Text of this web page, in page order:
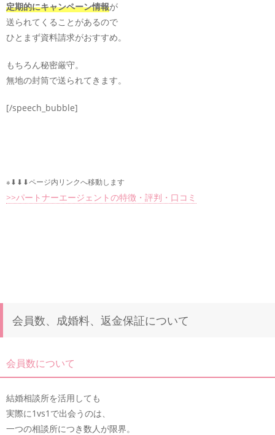
定期的にキャンペーン情報が
送られてくることがあるので
ひとまず資料請求がおすすめ。
もちろん秘密厳守。
無地の封筒で送られてきます。
[/speech_bubble]
※⬇︎⬇︎⬇︎ページ内リンクへ移動します
>>パートナーエージェントの特徴・評判・口コミ
会員数、成婚料、返金保証について
会員数について
結婚相談所を活用しても
実際に1vs1で出会うのは、
一つの相談所につき数人が限界。